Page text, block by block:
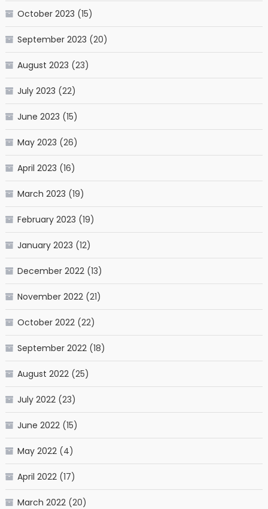
October 2023 (15)
September 2023 (20)
August 2023 (23)
July 2023 (22)
June 2023 (15)
May 2023 (26)
April 2023 (16)
March 2023 (19)
February 2023 (19)
January 2023 (12)
December 2022(13)
November 2022(21)
October 2022(22)
September 2022(18)
August 2022(25)
July 2022(23)
June 2022(15)
May 2022(4)
April 2022(17)
March 2022(20)